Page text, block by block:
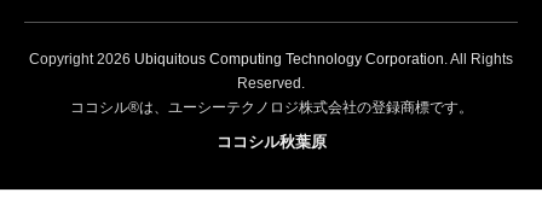
Copyright2026 Ubiquitous Computing Technology Corporation. All Rights
Reserved.
ココシル®は、ユーシーテクノロジ株式会社の登録商標です。
ココシル秋葉原